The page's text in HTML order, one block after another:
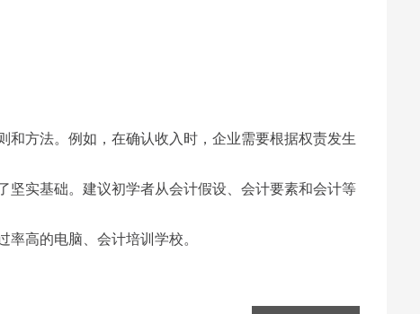
方法。例如，在确认收入时，企业需要根据权责发生
实基础。建议初学者从会计假设、会计要素和会计等
高的电脑、会计培训学校。